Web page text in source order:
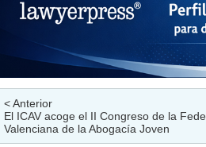
< Anterior
El ICAV acoge el II Congreso de la
Valenciana de la Abogacía Joven